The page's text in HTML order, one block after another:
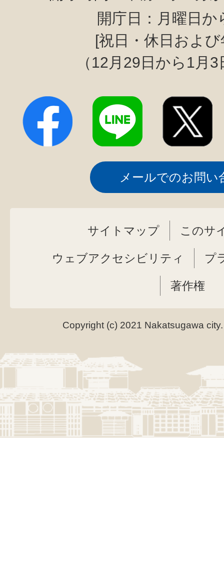
開庁日：月曜日か
[祝日・休日およ
（12月29日から1月
メールでのお問い
サイトマップ このサ
ウェブアクセシビリティ プ
著作権
Copyright (c) 2021 Nakatsugawa